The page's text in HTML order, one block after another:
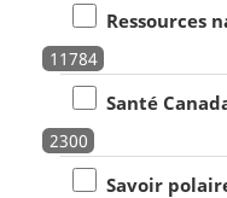
Ressources
11784
Santé
2300
Savoir